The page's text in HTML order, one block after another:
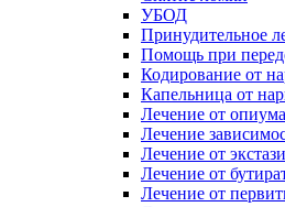
УБОД
Принудительное
Помощь при
Кодирование от
Капельница от
Лечение от опиума
Лечение
Лечение от экстази
Лечение от
Лечение от